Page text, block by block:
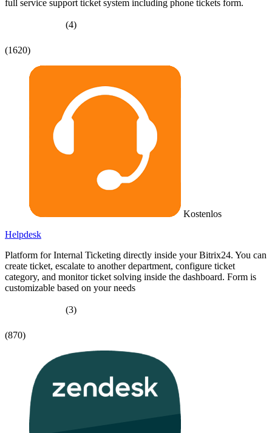
full service support ticket system including phone tickets form.
(4)
(1620)
Kostenlos
Helpdesk
Platform for Internal Ticketing directly inside your Bitrix24. You can
create ticket, escalate to another department, configure ticket
category, and monitor ticket solving inside the dashboard. Form is
customizable based on your needs
(3)
(870)